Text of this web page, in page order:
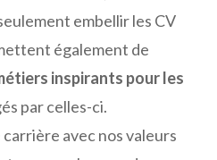
embellir les CV
également de
inspirants pour les
par celles-ci.
avec nos valeurs